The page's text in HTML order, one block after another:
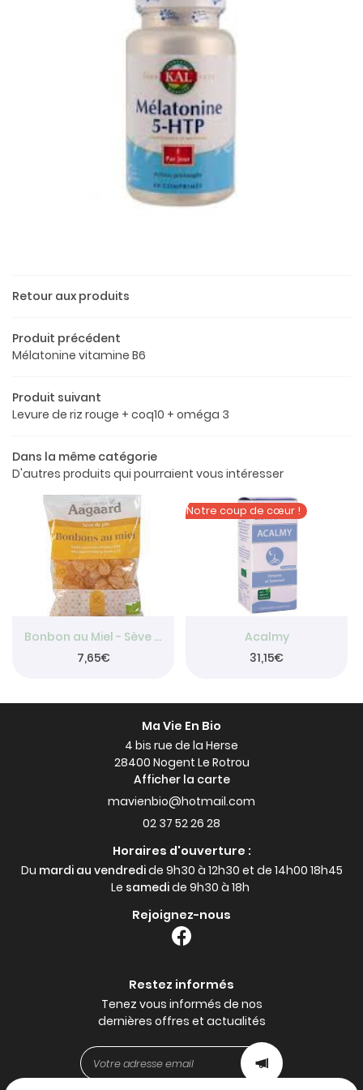
Accueil
boutique
produits
Avis
Contact
Restez
INSCRIPTION
Rejoignez-
Retour aux produits
Produit précédent
Mélatonine vitamine B6
Produit suivant
Levure de riz rouge + coq10 + oméga 3
Dans la même catégorie
D'autres produits qui pourraient vous intéresser
Bonbon au Miel - Sève de Pin 150g
7,65€
Notre coup de cœur !
Acalmy
31,15€
Ma Vie En Bio
4 bis rue de la Herse
28400 Nogent Le Rotrou
Afficher la carte
02 37 52 26 28
Horaires d'ouverture :
Du mardi au vendredide 9h30 à 12h30 et de 14h00 18h45
Le samedide 9h30 à 18h
Rejoignez-nous
Restez informés
Tenez vous informés de nos
dernières offres et actualités